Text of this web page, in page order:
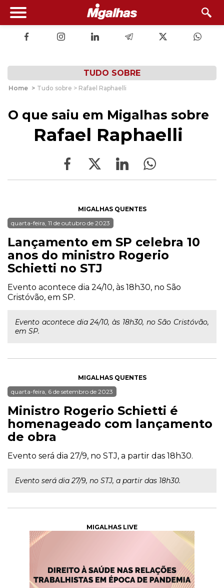
TUDO SOBRE
Home > Tudo sobre > Rafael Raphaelli
O que saiu em Migalhas sobre
Rafael Raphaelli
MIGALHAS QUENTES
quarta-feira, 11 de outubro de 2023
Lançamento em SP celebra 10
anos do ministro Rogerio
Schietti no STJ
Evento acontece dia 24/10, às 18h30, no São
Cristóvão, em SP.
Evento acontece dia 24/10, às 18h30, no São Cristóvão,
em SP.
MIGALHAS QUENTES
quarta-feira, 6 de setembro de 2023
Ministro Rogerio Schietti é
homenageado com lançamento
de obra
Evento será dia 27/9, no STJ, a partir das 18h30.
Evento será dia 27/9, no STJ, a partir das 18h30.
MIGALHAS LIVE